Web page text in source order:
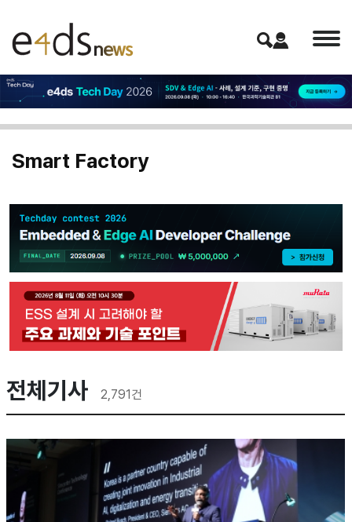
Smart Factory
전체기사 2,791건